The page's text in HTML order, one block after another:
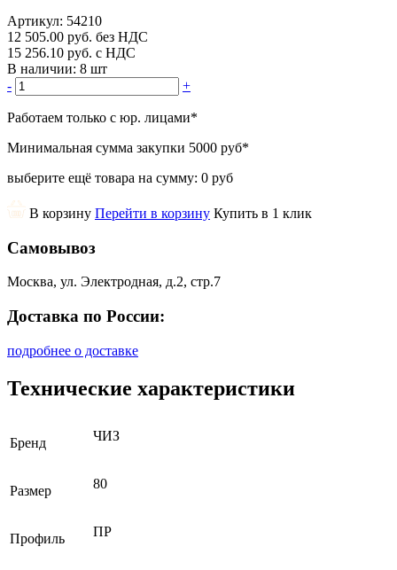
Артикул: 54210
12 505.00 руб. без НДС
15 256.10 руб. с НДС
В наличии: 8 шт
-
+
Работаем только с юр. лицами*
Минимальная сумма закупки 5000 руб*
выберите ещё товара на сумму: 0 руб
В корзину Перейти в корзину Купить в 1 клик
Самовывоз
Москва, ул. Электродная, д.2, стр.7
Доставка по России:
подробнее о доставке
Технические характеристики
Бренд ЧИЗ
Размер 80
Профиль ПР